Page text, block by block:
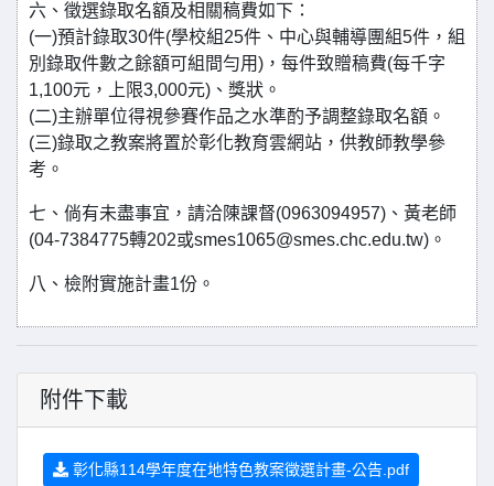
六、徵選錄取名額及相關稿費如下：
(一)預計錄取30件(學校組25件、中心與輔導團組5件，組
別錄取件數之餘額可組間勻用)，每件致贈稿費(每千字
1,100元，上限3,000元)、獎狀。
(二)主辦單位得視參賽作品之水準酌予調整錄取名額。
(三)錄取之教案將置於彰化教育雲網站，供教師教學參
考。
七、倘有未盡事宜，請洽陳課督(0963094957)、黃老師
(04-7384775轉202或smes1065@smes.chc.edu.tw)。
八、檢附實施計畫1份。
附件下載
彰化縣114學年度在地特色教案徵選計畫-公告.pdf